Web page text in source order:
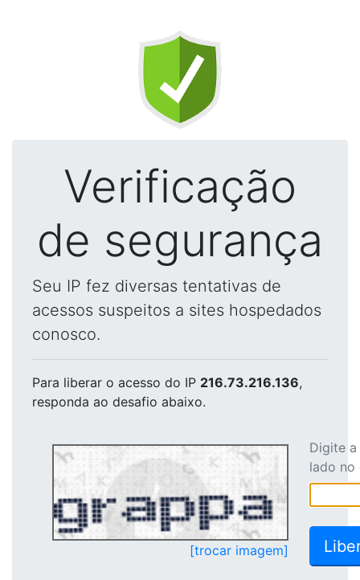
Verificação
de segurança
Seu IP fez diversas tentativas de
acessos suspeitos a sites hospedados
conosco.
Para liberar o acesso do IP 216.73.216.136,
responda ao desafio abaixo.
[trocar imagem]
Digite
lado no